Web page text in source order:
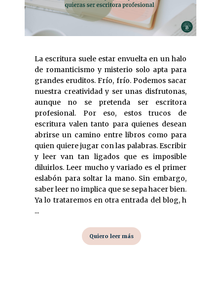
La escritura suele estar envuelta en un halo
de romanticismo y misterio solo apta para
grandes eruditos. Frío, frío. Podemos sacar
nuestra creatividad y ser unas disfrutonas,
aunque no se pretenda ser escritora
profesional. Por eso, estos trucos de
escritura valen tanto para quienes desean
abrirse un camino entre libros como para
quien quiere jugar con las palabras. Escribir
y leer van tan ligados que es imposible
diluirlos. Leer mucho y variado es el primer
eslabón para soltar la mano. Sin embargo,
saber leer no implica que se sepa hacer bien.
Ya lo trataremos en otra entrada del blog, h
...
Quiero leer más